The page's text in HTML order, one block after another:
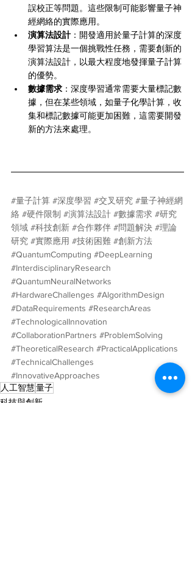
誤校正等問題。這些限制可能影響量子神
經網絡的實際應用。
演算法設計：開發適用於量子計算的深度
學習算法是一個挑戰性任務，需要創新的
演算法設計，以最大程度地發揮量子計算
的優勢。
數據需求 ：深度學習通常需要大量標記數
據，但在某些領域，如量子化學計算，收
集和標記數據可能更加困難，這需要開發
新的方法來處理。
#量子計算 #深度學習 #交叉研究 #量子神經網
絡 #硬件限制 #演算法設計 #數據需求 #研究
領域 #科技創新 #合作夥伴 #問題解決 #理論
研究 #實際應用 #技術困難 #創新方法
#QuantumComputing #DeepLearning
#InterdisciplinaryResearch
#QuantumNeuralNetworks
#HardwareChallenges #AlgorithmDesign
#DataRequirements #ResearchAreas
#TechnologicalInnovation
#CollaborationPartners #ProblemSolving
#TheoreticalResearch #PracticalApplications
#TechnicalChallenges
#InnovativeApproaches
人工智慧量子
科技與創新